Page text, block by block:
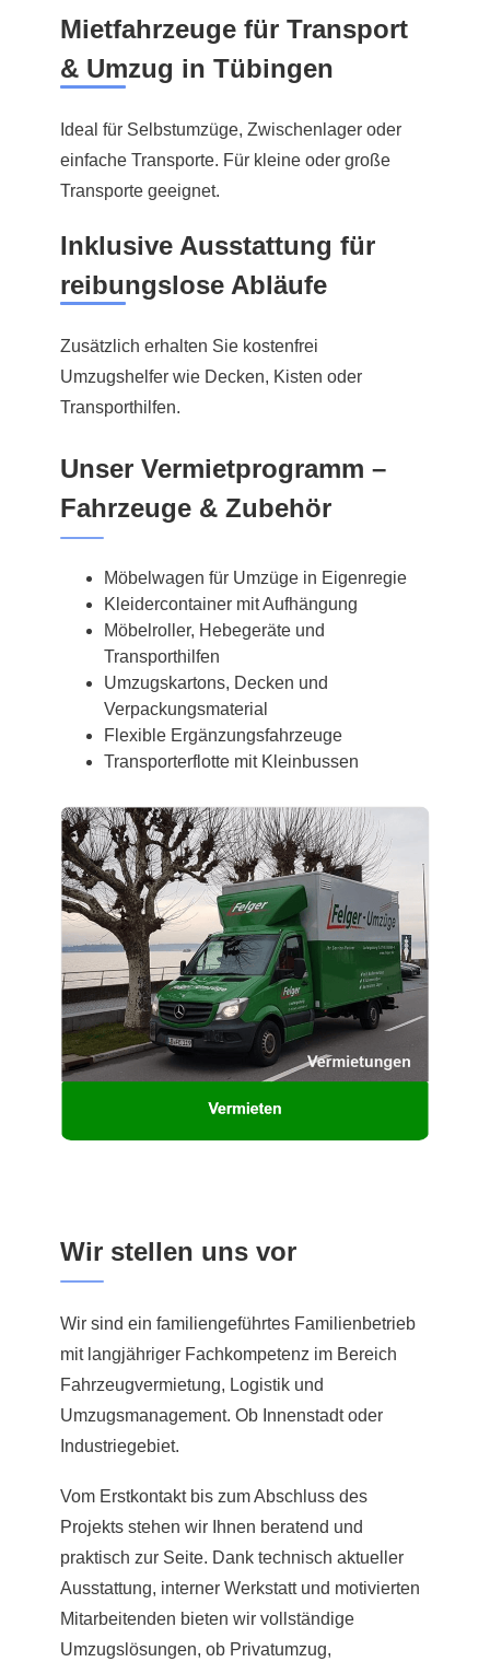
Mietfahrzeuge für Transport
& Umzug in Tübingen
Ideal für Selbstumzüge, Zwischenlager oder
einfache Transporte. Für kleine oder große
Transporte geeignet.
Inklusive Ausstattung für
reibungslose Abläufe
Zusätzlich erhalten Sie kostenfrei
Umzugshelfer wie Decken, Kisten oder
Transporthilfen.
Unser Vermietprogramm –
Fahrzeuge & Zubehör
Möbelwagen für Umzüge in Eigenregie
Kleidercontainer mit Aufhängung
Möbelroller, Hebegeräte und
Transporthilfen
Umzugskartons, Decken und
Verpackungsmaterial
Flexible Ergänzungsfahrzeuge
Transporterflotte mit Kleinbussen
Wir stellen uns vor
Wir sind ein familiengeführtes Familienbetrieb
mit langjähriger Fachkompetenz im Bereich
Fahrzeugvermietung, Logistik und
Umzugsmanagement. Ob Innenstadt oder
Industriegebiet.
Vom Erstkontakt bis zum Abschluss des
Projekts stehen wir Ihnen beratend und
praktisch zur Seite. Dank technisch aktueller
Ausstattung, interner Werkstatt und motivierten
Mitarbeitenden bieten wir vollständige
Umzugslösungen, ob Privatumzug,